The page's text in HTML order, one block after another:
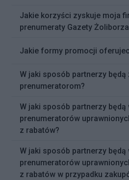
Jakie korzyści zyskuje moja
prenumeraty Gazety
Jakie formy promocji
W jaki sposób partnerzy
prenumeratorom?
W jaki sposób partnerzy będą
prenumeratorów
z rabatów?
W jaki sposób partnerzy będą
prenumeratorów
z rabatów w przypadku